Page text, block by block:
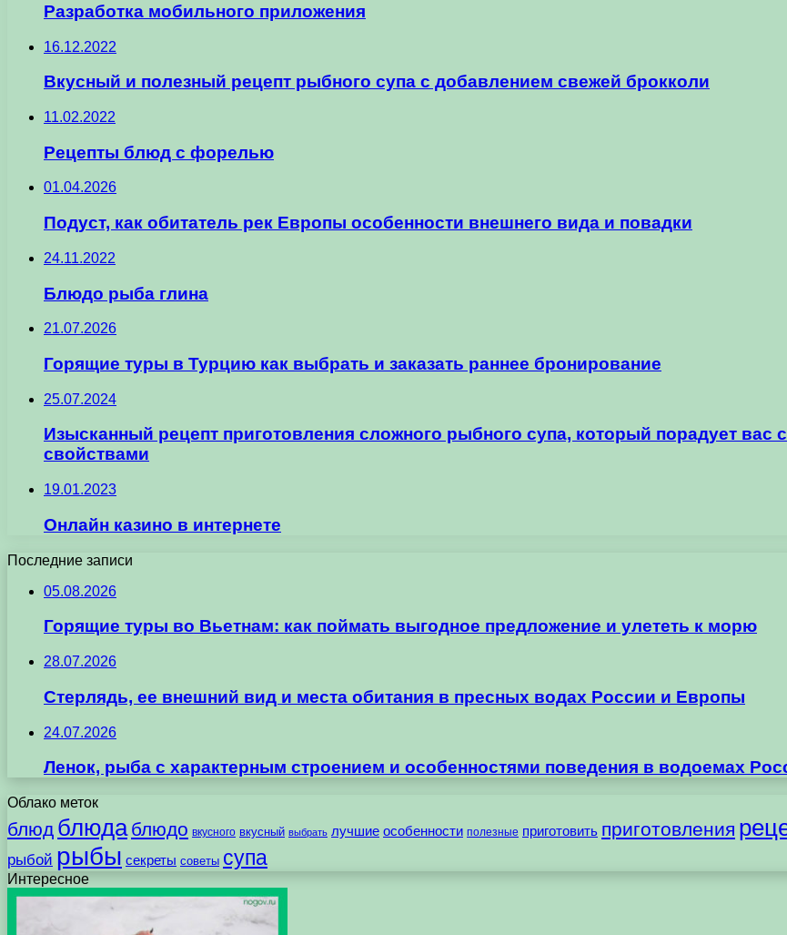
Разработка мобильного приложения
16.12.2022
Вкусный и полезный рецепт рыбного супа с добавлением свежей брокколи
11.02.2022
Рецепты блюд с форелью
01.04.2026
Подуст, как обитатель рек Европы особенности внешнего вида и повадки
24.11.2022
Блюдо рыба глина
21.07.2026
Горящие туры в Турцию как выбрать и заказать раннее бронирование
25.07.2024
Изысканный рецепт приготовления сложного рыбного супа, который порадует
свойствами
19.01.2023
Онлайн казино в интернете
Последние записи
05.08.2026
Горящие туры во Вьетнам: как поймать выгодное предложение и улететь к морю
28.07.2026
Стерлядь, ее внешний вид и места обитания в пресных водах России и Европы
24.07.2026
Ленок, рыба с характерным строением и особенностями поведения в водоемах
Облако меток
блюд блюда блюдо вкусного вкусный выбрать лучшие особенности полезные приготовить приготовления
рыбой рыбы секреты советы супа
Интересное